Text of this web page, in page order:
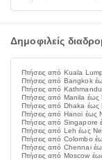
Δημοφιλείς
Πτήσεις από Kuala
Πτήσεις από Bangkok
Πτήσεις από
Πτήσεις από Manila έως
Πτήσεις από Dhaka έως
Πτήσεις από Hanoi έως
Πτήσεις από Singapore
Πτήσεις από Leh έως
Πτήσεις από Colombo
Πτήσεις από Chennai
Πτήσεις από Moscow